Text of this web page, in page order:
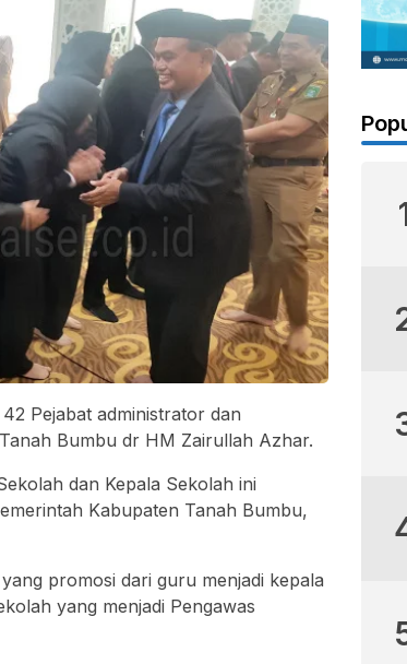
Pejabat administrator dan
Bumbu dr HM Zairullah Azhar.
dan Kepala Sekolah ini
Kabupaten Tanah Bumbu,
promosi dari guru menjadi kepala
yang menjadi Pengawas